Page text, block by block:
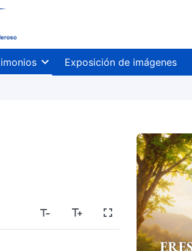
Exposición de imágenes